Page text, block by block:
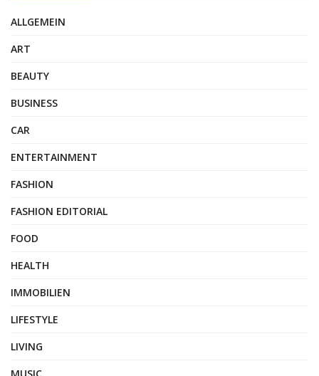
ALLGEMEIN
ART
BEAUTY
BUSINESS
CAR
ENTERTAINMENT
FASHION
FASHION EDITORIAL
FOOD
HEALTH
IMMOBILIEN
LIFESTYLE
LIVING
MUSIC